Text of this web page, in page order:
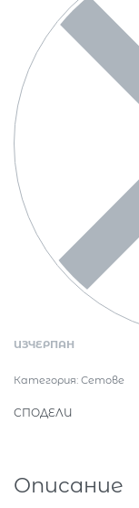
ИЗЧЕРПАН
Категория: Сетове
СПОДЕЛИ
Описание